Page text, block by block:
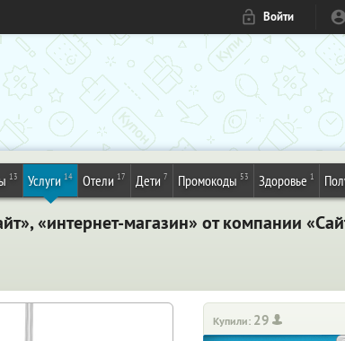
Войти
13 Услуги 14 Отели 17 Дети 7 Промокоды 53 Здоровье 1
«интернет-магазин» от компании
Купили: 29